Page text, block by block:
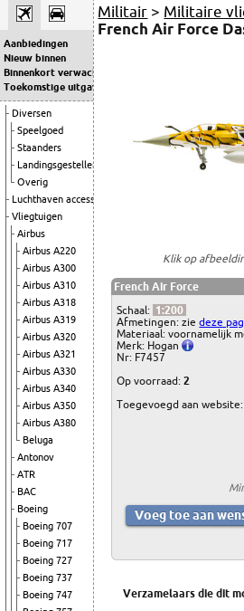
Aanbiedingen
Nieuw binnen
Binnenkort verwacht
Toekomstige uitgaven
Diversen
Speelgoed
Staanders
Landingsgestellen
Overig
Luchthaven accessoires
Vliegtuigen
Airbus
Airbus A220
Airbus A300
Airbus A310
Airbus A318
Airbus A319
Airbus A320
Airbus A321
Airbus A330
Airbus A340
Airbus A350
Airbus A380
Beluga
Antonov
ATR
BAC
Boeing
Boeing 707
Boeing 717
Boeing 727
Boeing 737
Boeing 747
Militair > Militaire
French Air Force
Klik op
French Air Force
Schaal: 1:200
Afmetingen: ziedeze
Materiaal: voornamelijk
Merk: Hogan
Nr: F7457
Op voorraad:2
Toegevoegd aan
Verzamelaars die dit